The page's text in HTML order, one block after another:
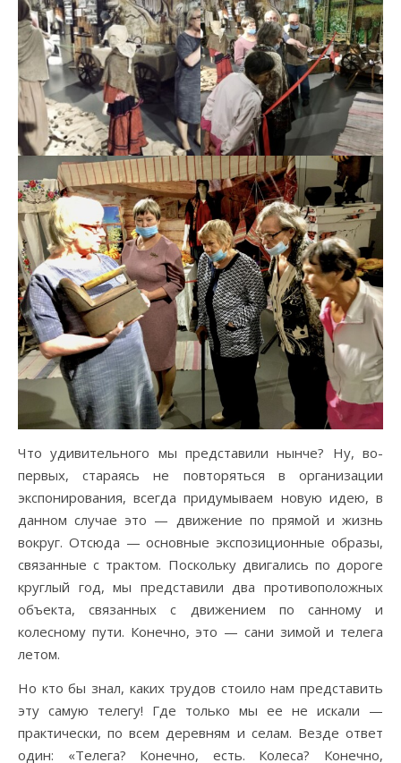
Что удивительного мы представили нынче? Ну, во-
первых, стараясь не повторяться в организации
экспонирования, всегда придумываем новую идею, в
данном случае это — движение по прямой и жизнь
вокруг. Отсюда — основные экспозиционные образы,
связанные с трактом. Поскольку двигались по дороге
круглый год, мы представили два противоположных
объекта, связанных с движением по санному и
колесному пути. Конечно, это — сани зимой и телега
летом.
Но кто бы знал, каких трудов стоило нам представить
эту самую телегу! Где только мы ее не искали —
практически, по всем деревням и селам. Везде ответ
один: «Телега? Конечно, есть. Колеса? Конечно,